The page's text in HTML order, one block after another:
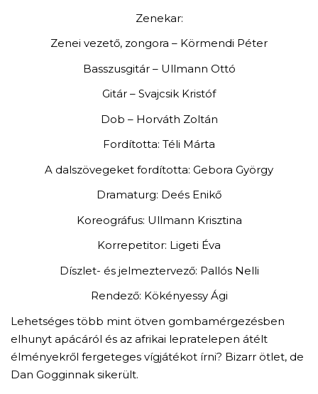
Zenekar:
Zenei vezető, zongora – Körmendi Péter
Basszusgitár – Ullmann Ottó
Gitár – Svajcsik Kristóf
Dob – Horváth Zoltán
Fordította: Téli Márta
A dalszövegeket fordította: Gebora György
Dramaturg: Deés Enikő
Koreográfus: Ullmann Krisztina
Korrepetitor: Ligeti Éva
Díszlet- és jelmeztervező: Pallós Nelli
Rendező: Kökényessy Ági
Lehetséges több mint ötven gombamérgezésben
elhunyt apácáról és az afrikai lepratelepen átélt
élményekről fergeteges vígjátékot írni? Bizarr ötlet, de
Dan Gogginnak sikerült.